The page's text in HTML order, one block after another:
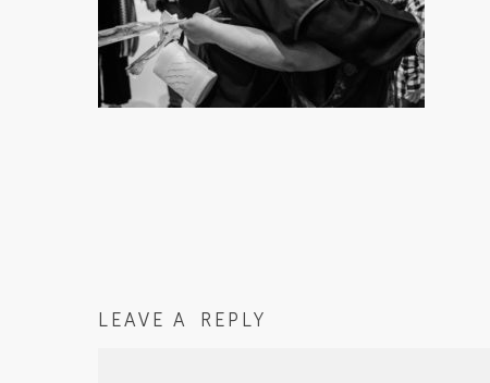
LEAVE A REPLY